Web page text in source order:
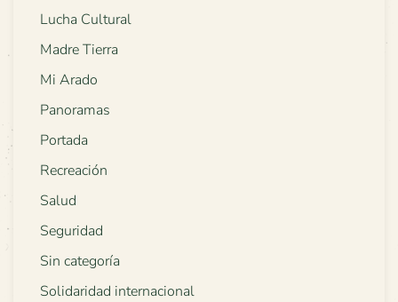
Lucha Cultural
Madre Tierra
Mi Arado
Panoramas
Portada
Recreación
Salud
Seguridad
Sin categoría
Solidaridad internacional